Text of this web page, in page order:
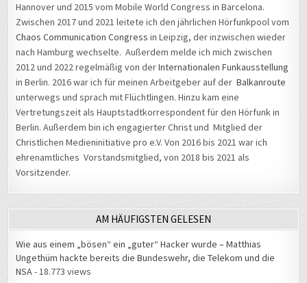
Hannover und 2015 vom Mobile World Congress in Barcelona.
Zwischen 2017 und 2021 leitete ich den jährlichen Hörfunkpool vom
Chaos Communication Congress in Leipzig, der inzwischen wieder
nach Hamburg wechselte. Außerdem melde ich mich zwischen
2012 und 2022 regelmäßig von derInternationalen Funkausstellung
in Berlin. 2016 war ich für meinen Arbeitgeber auf derBalkanroute
unterwegs und sprach mit Flüchtlingen. Hinzu kam eine
Vertretungszeit als Hauptstadtkorrespondent für den Hörfunk in
Berlin. Außerdem bin ich engagierter Christ und Mitglied der
Christlichen Medieninitiative pro e.V. Von 2016 bis 2021 war ich
ehrenamtliches Vorstandsmitglied, von 2018 bis 2021 als
Vorsitzender.
AM HÄUFIGSTEN GELESEN
Wie aus einem „bösen“ ein „guter“ Hacker wurde – Matthias
Ungethüm hackte bereits die Bundeswehr, die Telekom und die
NSA- 18.773 views